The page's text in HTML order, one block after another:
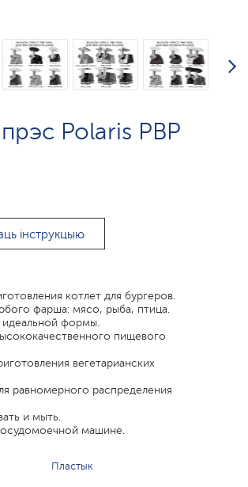
Polaris PBP
інструкцыю
котлет для бургеров.
фарша: мясо, рыба, птица.
идеальной формы.
пищевого
вегетарианских
равномерного распределения
и мыть.
машине.
Пластык